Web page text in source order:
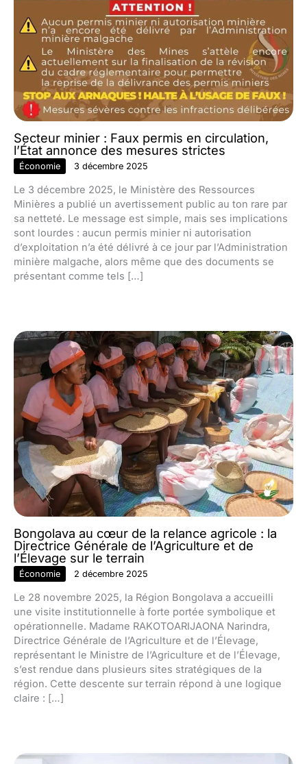
Secteur minier : Faux permis en circulation,
l’État annonce des mesures strictes
Économie 3 décembre 2025
Le 3 décembre 2025, le Ministère des Ressources
Minières a publié un avertissement public au ton rare par
sa netteté. Le message est simple, mais ses implications
sont lourdes : aucun permis minier ni autorisation
d’exploitation n’a été délivré à ce jour par l’Administration
minière malgache, alors même que des documents se
présentant comme tels […]
Bongolava au cœur de la relance agricole : la
Directrice Générale de l’Agriculture et de
l’Élevage sur le terrain
Économie 2 décembre 2025
Le 28 novembre 2025, la Région Bongolava a accueilli
une visite institutionnelle à forte portée symbolique et
opérationnelle. Madame RAKOTOARIJAONA Narindra,
Directrice Générale de l’Agriculture et de l’Élevage,
représentant le Ministre de l’Agriculture et de l’Élevage,
s’est rendue dans plusieurs sites stratégiques de la
région. Cette descente sur terrain répond à une logique
claire : […]